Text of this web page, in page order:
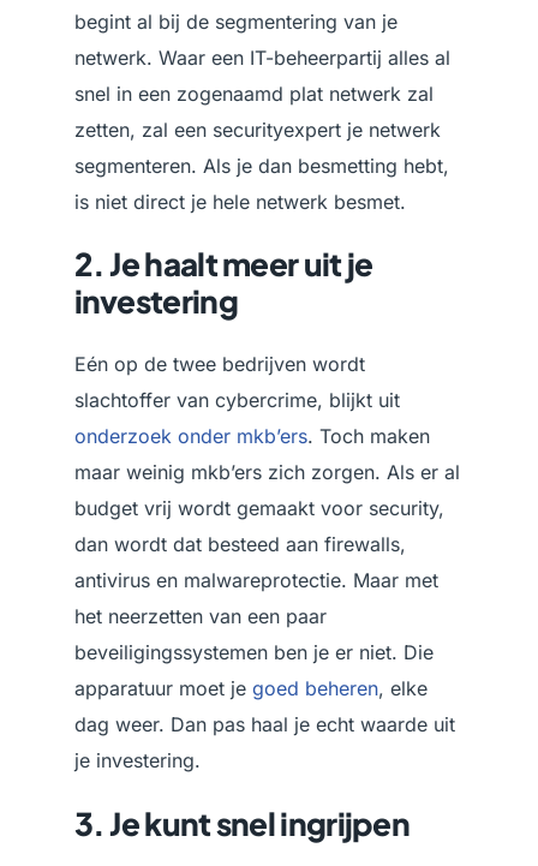
begint al bij de segmentering van je
netwerk. Waar een IT-beheerpartij alles al
snel in een zogenaamd plat netwerk zal
zetten, zal een securityexpert je netwerk
segmenteren. Als je dan besmetting hebt,
is niet direct je hele netwerk besmet.
2. Je haalt meer uit je
investering
Eén op de twee bedrijven wordt
slachtoffer van cybercrime, blijkt uit
onderzoek onder mkb’ers. Toch maken
maar weinig mkb’ers zich zorgen. Als er al
budget vrij wordt gemaakt voor security,
dan wordt dat besteed aan firewalls,
antivirus en malwareprotectie. Maar met
het neerzetten van een paar
beveiligingssystemen ben je er niet. Die
apparatuur moet je goed beheren, elke
dag weer. Dan pas haal je echt waarde uit
je investering.
3. Je kunt snel ingrijpen